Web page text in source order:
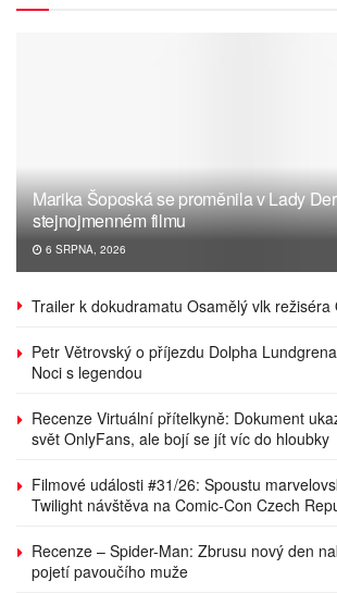
Marika Šoposká se proměnila v Lady
stejnojmenném filmu
6 SRPNA, 2026
Trailer k dokudramatu Osamělý vlk režiséra
Petr Větrovský o příjezdu Dolpha
Noci s legendou
Recenze Virtuální přítelkyně: Dokument
svět OnlyFans, ale bojí se jít víc do hloubky
Filmové události #31/26: Spoustu
Twilight návštěva na Comic-Con Czech
Recenze – Spider-Man: Zbrusu nový den
pojetí pavoučího muže